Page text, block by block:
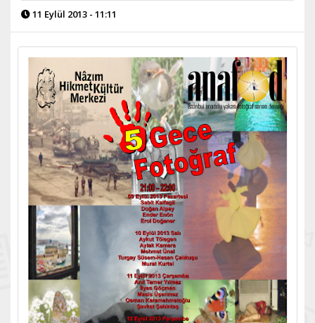
11 Eylül 2013 - 11:11